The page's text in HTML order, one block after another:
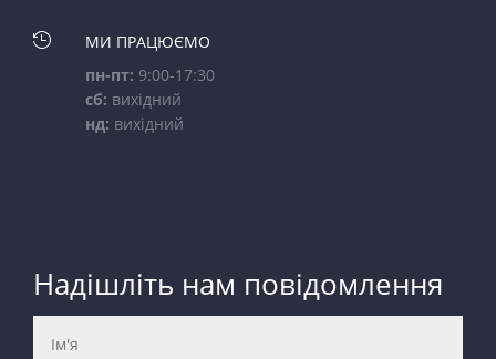

МИ ПРАЦЮЄМО
пн-пт: 9:00-17:30
сб: вихідний
нд: вихідний
Надішліть нам повідомлення